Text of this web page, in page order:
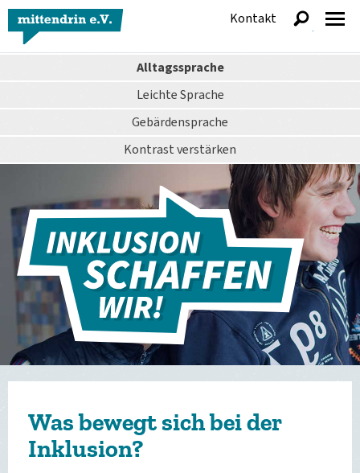
Alltagssprache
Leichte Sprache
Gebärdensprache
Kontrastverstärken
Kontakt
anzeigen
Was bewegt sich bei der
Inklusion?